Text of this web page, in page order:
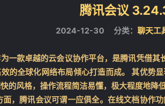
腾讯会议
2024-12-30 分类： 聊天工
一款卓越的云会议协作平台，是腾讯凭借
的全球化网络布局倾心打造而成。 其优势
的风格，操作流程简洁易懂，极大程度地
面，腾讯会议可谓一应俱全。在线文档协作